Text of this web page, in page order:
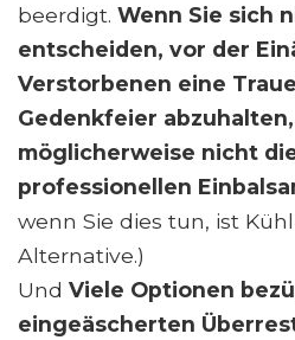
beerdigt. Wenn Sie sich
entscheiden, vor der
Verstorbenen eine
Gedenkfeier
möglicherweise nicht
professionellen
wenn Sie dies tun, ist
Alternative.)
Und Viele Optionen
eingeäscherten